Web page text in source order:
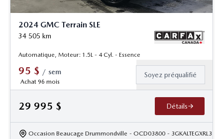
2024 GMC Terrain SLE
34 505 km
Automatique, Moteur: 1.5L - 4 Cyl. - Essence
95 $ / sem
Achat 96 mois
Soyez préqualifié
29 995 $ Détails
Occasion Beaucage Drummondville - OCD03800 -